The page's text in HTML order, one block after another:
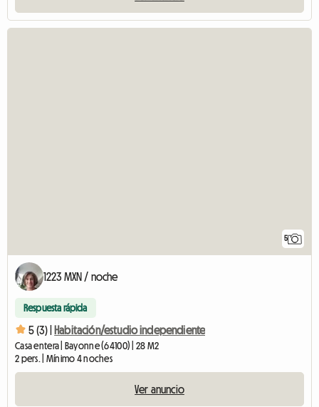
5
1223 MXN / noche
Respuesta rápida
5 (3) | Habitación/estudio independiente
Casa entera | Bayonne (64100) | 28 M2
2 pers. | Mínimo 4 noches
Ver anuncio